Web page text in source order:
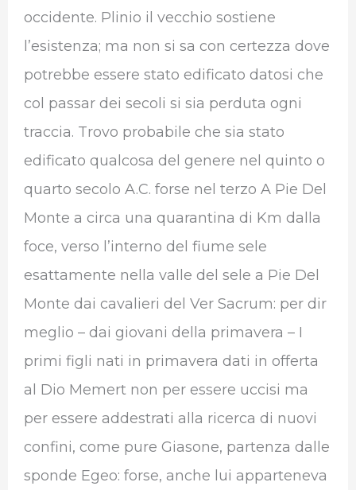
occidente. Plinio il vecchio sostiene
l’esistenza; ma non si sa con certezza dove
potrebbe essere stato edificato datosi che
col passar dei secoli si sia perduta ogni
traccia. Trovo probabile che sia stato
edificato qualcosa del genere nel quinto o
quarto secolo A.C. forse nel terzo A Pie Del
Monte a circa una quarantina di Km dalla
foce, verso l’interno del fiume sele
esattamente nella valle del sele a Pie Del
Monte dai cavalieri del Ver Sacrum: per dir
meglio – dai giovani della primavera – I
primi figli nati in primavera dati in offerta
al Dio Memert non per essere uccisi ma
per essere addestrati alla ricerca di nuovi
confini, come pure Giasone, partenza dalle
sponde Egeo: forse, anche lui apparteneva